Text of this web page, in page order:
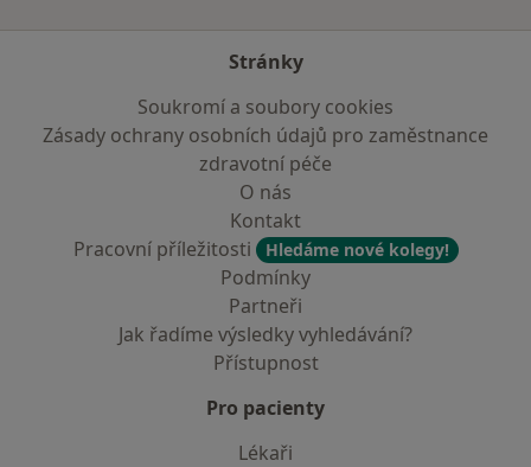
Stránky
Soukromí a soubory cookies
Zásady ochrany osobních údajů pro zaměstnance
zdravotní péče
O nás
Kontakt
Pracovní příležitosti
Hledáme nové kolegy!
Podmínky
Partneři
Jak řadíme výsledky vyhledávání?
Přístupnost
Pro pacienty
Lékaři